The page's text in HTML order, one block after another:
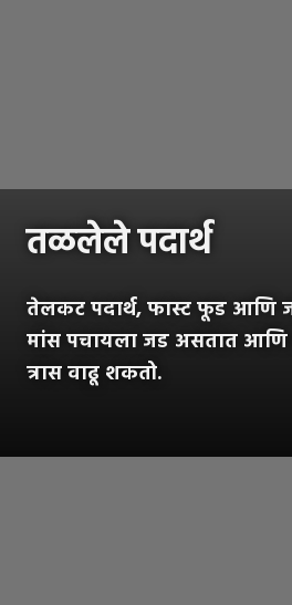
तळलेले पदार्थ
तेलकट पदार्थ, फास्ट फूड आणि
मांस पचायला जड असतात आणि
त्रास वाढू शकतो.